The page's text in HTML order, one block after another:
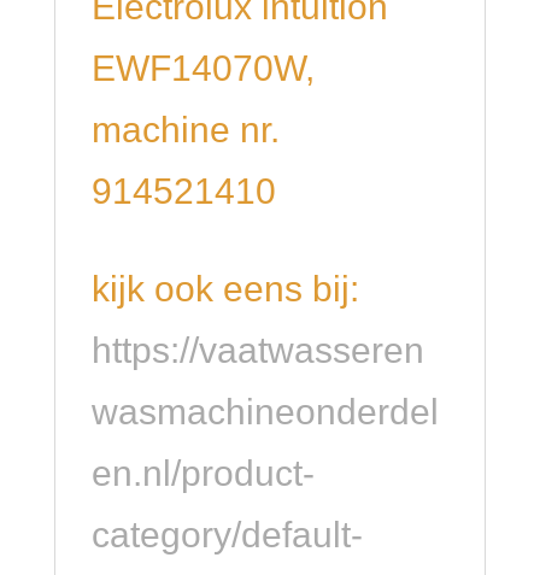
EWF14070W,
machine nr.
914521410
kijk ook eens bij:
https://vaatwasseren
wasmachineonderdel
en.nl/product-
category/default-